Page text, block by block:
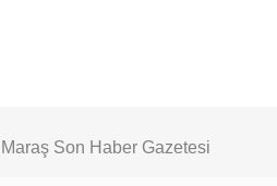
Maraş Son Haber Gazetesi